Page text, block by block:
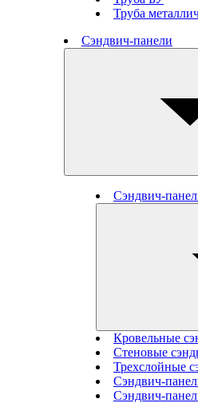
Труба
Сэндвич-панели
Сэндвич-
Кровельные
Стеновые
Трехслойные
Сэндвич-
Сэндвич-